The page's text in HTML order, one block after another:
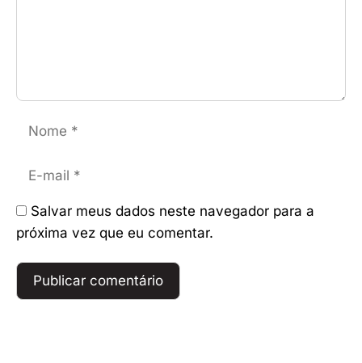
mail
Salvar meus dados neste navegador para a
próxima vez que eu comentar.